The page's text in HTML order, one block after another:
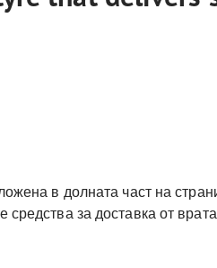
в долната част на
за доставка от